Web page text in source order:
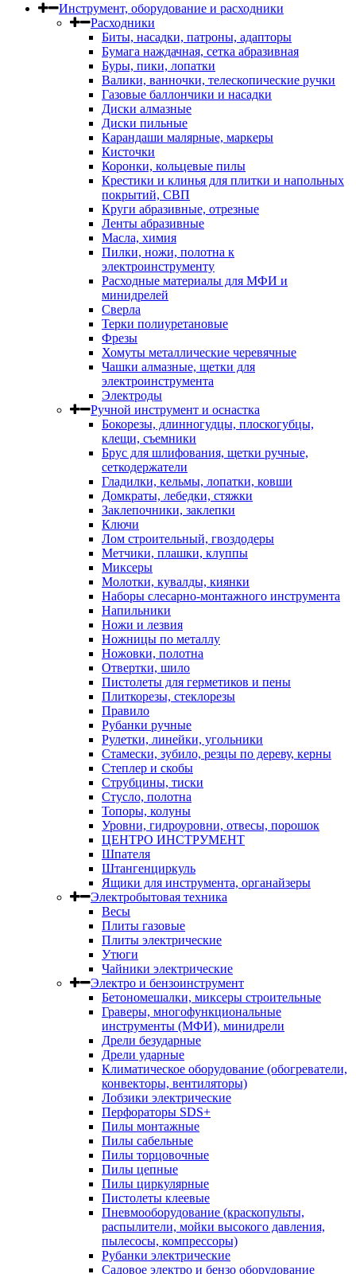
Инструмент, оборудование и расходники
Расходники
Биты, насадки, патроны, адапторы
Бумага наждачная, сетка абразивная
Буры, пики, лопатки
Валики, ванночки, телескопические ручки
Газовые баллончики и насадки
Диски алмазные
Диски пильные
Карандаши малярные, маркеры
Кисточки
Коронки, кольцевые пилы
Крестики и клинья для плитки и напольных
покрытий, СВП
Круги абразивные, отрезные
Ленты абразивные
Масла, химия
Пилки, ножи, полотна к
электроинструменту
Расходные материалы для МФИ и
минидрелей
Сверла
Терки полиуретановые
Фрезы
Хомуты металлические черевячные
Чашки алмазные, щетки для
электроинструмента
Электроды
Ручной инструмент и оснастка
Бокорезы, длинногудцы, плоскогубцы,
клещи, съемники
Брус для шлифования, щетки ручные,
сеткодержатели
Гладилки, кельмы, лопатки, ковши
Домкраты, лебедки, стяжки
Заклепочники, заклепки
Ключи
Лом строительный, гвоздодеры
Метчики, плашки, клуппы
Миксеры
Молотки, кувалды, киянки
Наборы слесарно-монтажного инструмента
Напильники
Ножи и лезвия
Ножницы по металлу
Ножовки, полотна
Отвертки, шило
Пистолеты для герметиков и пены
Плиткорезы, стеклорезы
Правило
Рубанки ручные
Рулетки, линейки, угольники
Стамески, зубило, резцы по дереву, керны
Степлер и скобы
Струбцины, тиски
Стусло, полотна
Топоры, колуны
Уровни, гидроуровни, отвесы, порошок
ЦЕНТРО ИНСТРУМЕНТ
Шпателя
Штангенциркуль
Ящики для инструмента, органайзеры
Электробытовая техника
Весы
Плиты газовые
Плиты электрические
Утюги
Чайники электрические
Электро и бензоинструмент
Бетономешалки, миксеры строительные
Граверы, многофункциональные
инструменты (МФИ), минидрели
Дрели безударные
Дрели ударные
Климатическое оборудование (обогреватели,
конвекторы, вентиляторы)
Лобзики электрические
Перфораторы SDS+
Пилы монтажные
Пилы сабельные
Пилы торцовочные
Пилы цепные
Пилы циркулярные
Пистолеты клеевые
Пневмооборудование (краскопульты,
распылители, мойки высокого давления,
пылесосы, компрессоры)
Рубанки электрические
Садовое электро и бензо оборудование